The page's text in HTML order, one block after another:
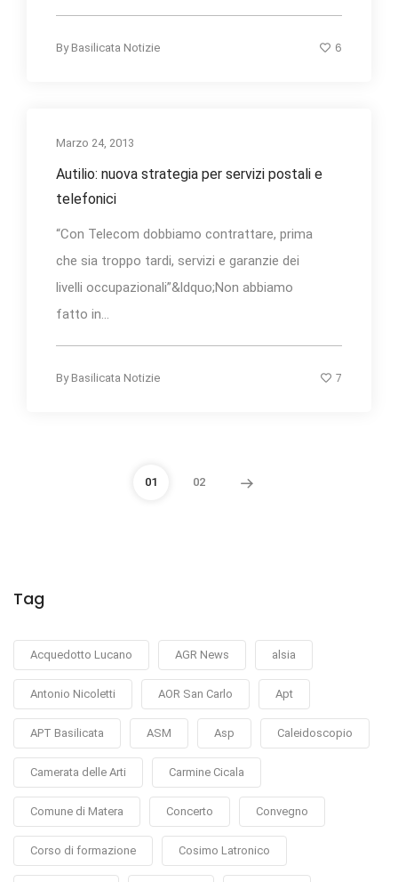
By Basilicata Notizie 6
Marzo 24, 2013
Autilio: nuova strategia per servizi postali e
telefonici
“Con Telecom dobbiamo contrattare, prima
che sia troppo tardi, servizi e garanzie dei
livelli occupazionali”&ldquo;Non abbiamo
fatto in...
By Basilicata Notizie 7
01 02
Tag
Acquedotto Lucano AGR News alsia
Antonio Nicoletti AOR San Carlo Apt
APT Basilicata ASM Asp Caleidoscopio
Camerata delle Arti Carmine Cicala
Comune di Matera Concerto Convegno
Corso di formazione Cosimo Latronico